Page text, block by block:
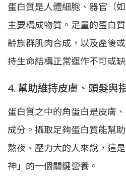
蛋白質是人體細胞、器官（
主要構成物質。足量的蛋白
齡族群肌肉合成，以及產後
持生命結構正常運作不可或缺
4. 幫助維持皮膚、頭髮與
蛋白質之中的角蛋白是皮膚
成分。攝取足夠蛋白質能幫
熬夜、壓力大的人來說，這
神」的一個關鍵營養。